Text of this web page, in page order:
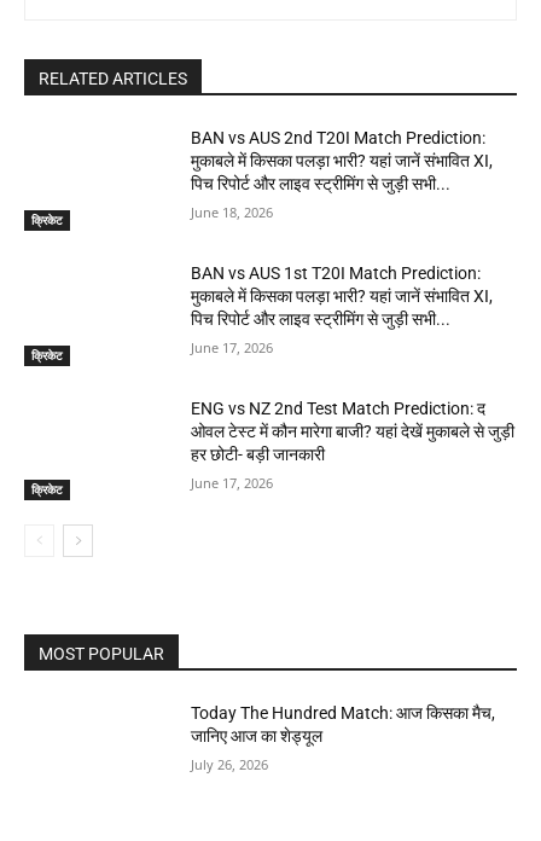
RELATED ARTICLES
क्रिकेट
BAN vs AUS 2nd T20I Match Prediction:
मुकाबले में किसका पलड़ा भारी? यहां जानें संभावित XI,
पिच रिपोर्ट और लाइव स्ट्रीमिंग से जुड़ी सभी...
June 18, 2026
क्रिकेट
BAN vs AUS 1st T20I Match Prediction:
मुकाबले में किसका पलड़ा भारी? यहां जानें संभावित XI,
पिच रिपोर्ट और लाइव स्ट्रीमिंग से जुड़ी सभी...
June 17, 2026
क्रिकेट
ENG vs NZ 2nd Test Match Prediction: द
ओवल टेस्ट में कौन मारेगा बाजी? यहां देखें मुकाबले से जुड़ी
हर छोटी- बड़ी जानकारी
June 17, 2026
MOST POPULAR
Today The Hundred Match: आज किसका मैच,
जानिए आज का शेड्यूल
July 26, 2026